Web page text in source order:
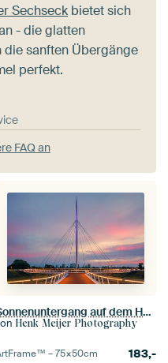
Sechseck bietet sich
- die glatten
sanften Übergänge
perfekt.
FAQ an
Sonnenuntergang auf dem Hovenring
Henk Meijer Photography
–75×50cm 183,-